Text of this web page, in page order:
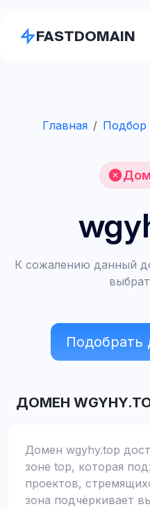
FASTDOMAIN
Главная Подбор
К сожалению данный
Подобрать
ДОМЕН
Домен wgyhy.top
зоне top, которая
проектов,
зона подчёркивает